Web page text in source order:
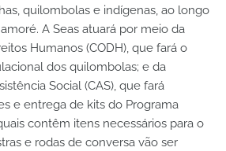
quilombolas e indígenas, ao longo
A Seas atuará por meio da
Humanos (CODH), que fará o
dos quilombolas; e da
Social (CAS), que fará
e entrega de kits do Programa
contêm itens necessários para o
e rodas de conversa vão ser